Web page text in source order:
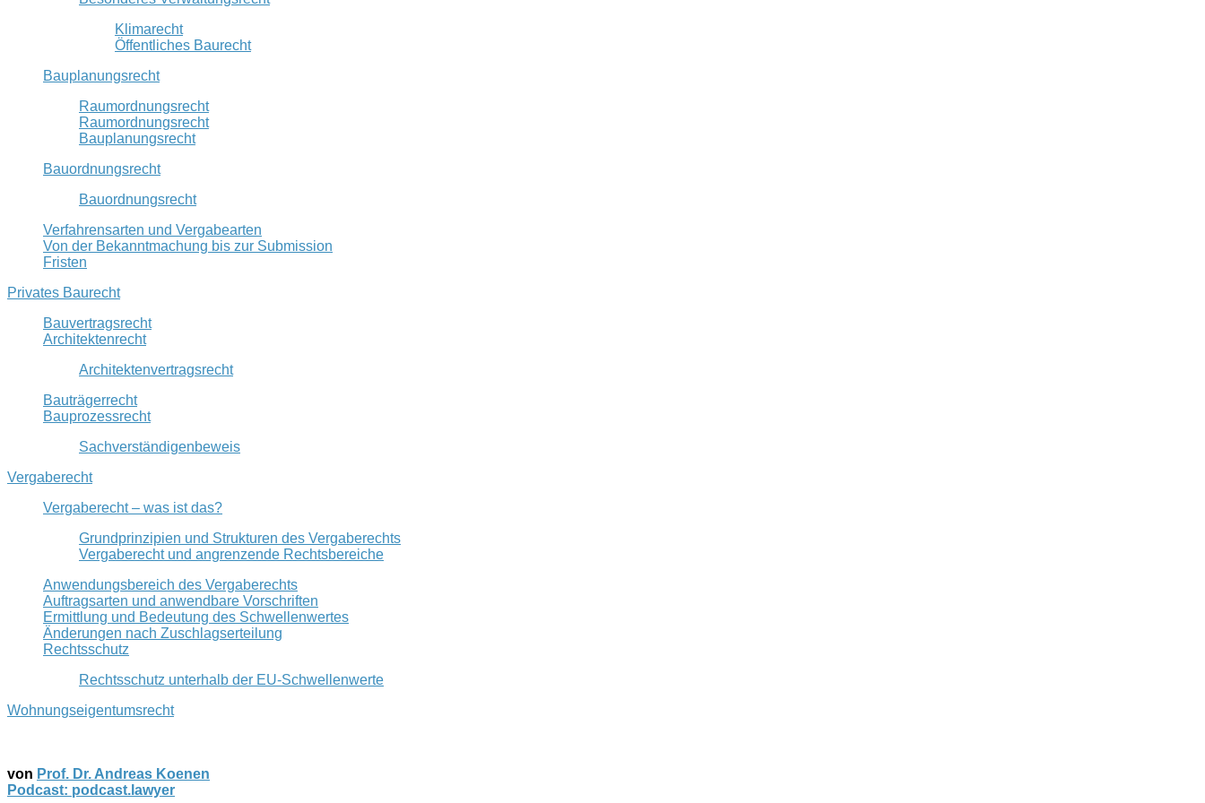
Klimarecht
Öffentliches Baurecht
Bauplanungsrecht
Raumordnungsrecht
Raumordnungsrecht
Bauplanungsrecht
Bauordnungsrecht
Bauordnungsrecht
Verfahrensarten und Vergabearten
Von der Bekanntmachung bis zur Submission
Fristen
Privates Baurecht
Bauvertragsrecht
Architektenrecht
Architektenvertragsrecht
Bauträgerrecht
Bauprozessrecht
Sachverständigenbeweis
Vergaberecht
Vergaberecht – was ist das?
Grundprinzipien und Strukturen des Vergaberechts
Vergaberecht und angrenzende Rechtsbereiche
Anwendungsbereich des Vergaberechts
Auftragsarten und anwendbare Vorschriften
Ermittlung und Bedeutung des Schwellenwertes
Änderungen nach Zuschlagserteilung
Rechtsschutz
Rechtsschutz unterhalb der EU-Schwellenwerte
Wohnungseigentumsrecht
von Prof. Dr. Andreas Koenen
Podcast: podcast.lawyer